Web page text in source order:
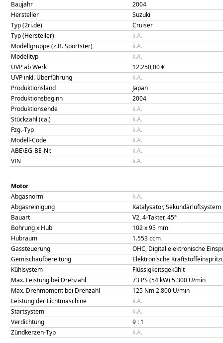
Baujahr
2004
Hersteller
Suzuki
Typ (2ri.de)
Cruiser
Typ (Hersteller)
k.A.
Modellgruppe (z.B. Sportster)
k.A.
Modelltyp
k.A.
UVP ab Werk
12.250,00€
UVP inkl. Überführung
k.A.
Produktionsland
Japan
Produktionsbeginn
2004
Produktionsende
k.A.
Stückzahl (ca.)
k.A.
Fzg.-Typ
k.A.
Modell-Code
k.A.
ABE\EG-BE-Nr.
k.A.
VIN
k.A.
Motor
Abgasnorm
k.A.
Abgasreinigung
Katalysator, Sekundärluftsystem
Bauart
V2, 4-Takter, 45°
Bohrung x Hub
102x95 mm
Hubraum
1.553ccm
Gassteuerung
OHC, Digital elektronische
Gemischaufbereitung
Elektronische
Kühlsystem
Flüssigkeitsgekühlt
Max. Leistung bei Drehzahl
73 PS (54 kW)5.300 U/min
Max. Drehmoment bei Drehzahl
125 Nm2.800 U/min
Leistung der Lichtmaschine
k.A.
Startsystem
k.A.
Verdichtung
9 : 1
Zündkerzen-Typ
k.A.